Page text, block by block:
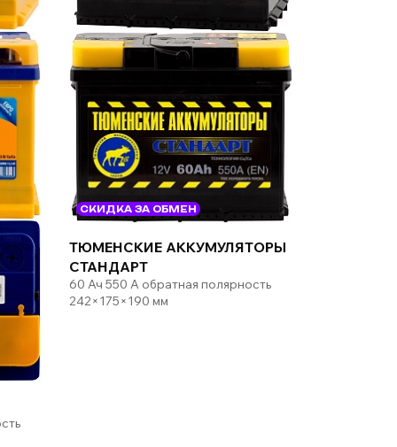
СКИДКА ЗА ОБМЕН
ТЮМЕНСКИЕ АККУМУЛЯТОРЫ
СТАНДАРТ
60 Ач 550 А обратная полярность
242×175×190 мм